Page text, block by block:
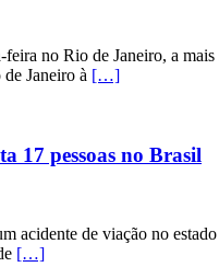
no Rio de Janeiro, a
Janeiro à […]
17 pessoas no Brasil
acidente de viação no
[…]